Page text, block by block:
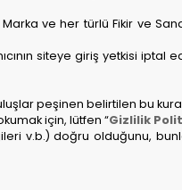
ve her türlü Fikir ve
siteye giriş yetkisi iptal
peşinen belirtilen bu
için, lütfen “Gizlilik
v.b.) doğru olduğunu,